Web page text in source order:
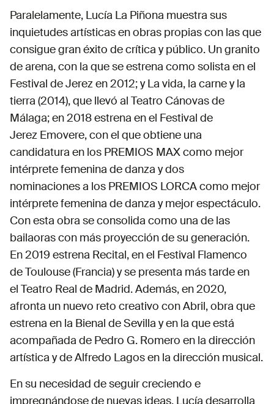
Paralelamente, Lucía La Piñona muestra sus
inquietudes artísticas en obras propias con las que
consigue gran éxito de crítica y público. Un granito
de arena, con la que se estrena como solista en el
Festival de Jerez en 2012; y La vida, la carne y la
tierra (2014), que llevó al Teatro Cánovas de
Málaga; en 2018 estrena en el Festival de
Jerez Emovere, con el que obtiene una
candidatura en los PREMIOS MAX como mejor
intérprete femenina de danza y dos
nominaciones a los PREMIOS LORCA como mejor
intérprete femenina de danza y mejor espectáculo.
Con esta obra se consolida como una de las
bailaoras con más proyección de su generación.
En 2019 estrena Recital, en el Festival Flamenco
de Toulouse (Francia) y se presenta más tarde en
el Teatro Real de Madrid. Además, en 2020,
afronta un nuevo reto creativo con Abril, obra que
estrena en la Bienal de Sevilla y en la que está
acompañada de Pedro G. Romero en la dirección
artística y de Alfredo Lagos en la dirección musical.
En su necesidad de seguir creciendo e
impregnándose de nuevas ideas, Lucía desarrolla